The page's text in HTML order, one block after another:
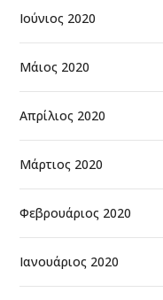
Ιούνιος 2020
Μάιος 2020
Απρίλιος 2020
Μάρτιος 2020
Φεβρουάριος 2020
Ιανουάριος 2020